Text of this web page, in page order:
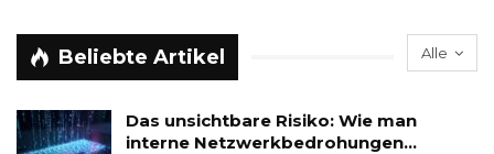
Alle
Beliebte Artikel
Das unsichtbare Risiko: Wie man
interne Netzwerkbedrohungen…